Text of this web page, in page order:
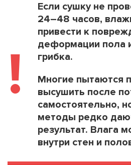
!
Если сушку не
24–48 часов,
привести к
деформации пола
грибка.
Многие пытаются
высушить после
самостоятельно,
методы редко
результат. Влага
внутри стен и